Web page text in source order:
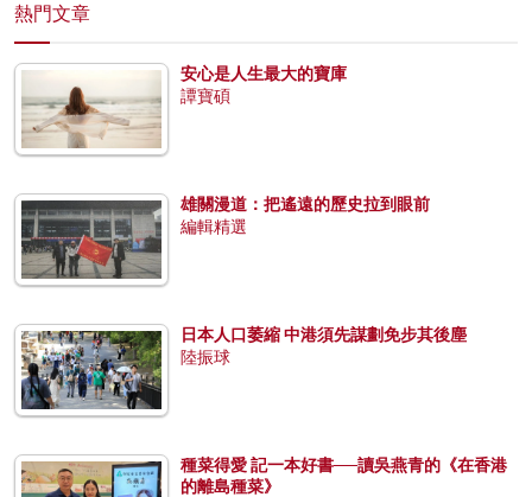
熱門文章
安心是人生最大的寶庫
譚寶碩
雄關漫道：把遙遠的歷史拉到眼前
編輯精選
日本人口萎縮 中港須先謀劃免步其後塵
陸振球
種菜得愛 記一本好書──讀吳燕青的《在香港
的離島種菜》